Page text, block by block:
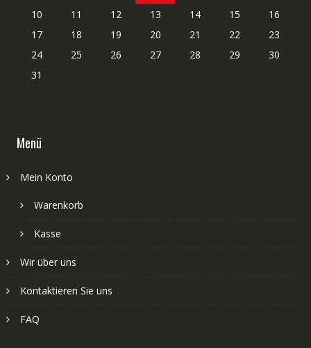
10
11 12 13 14 15
16
17
18 19 20 21 22
23
24
25 26 27 28 29
30
31
Menü
Mein Konto
Warenkorb
Kasse
Wir über uns
Kontaktieren Sie uns
FAQ